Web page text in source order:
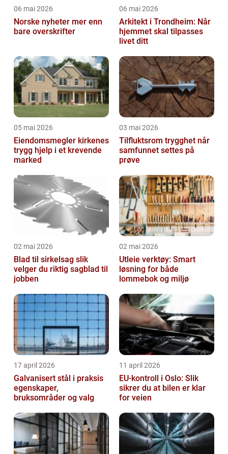
06 mai 2026
Norske nyheter mer enn
bare overskrifter
06 mai 2026
Arkitekt i Trondheim: Når
hjemmet skal tilpasses
livet ditt
05 mai 2026
Eiendomsmegler kirkenes
trygg hjelp i et krevende
marked
03 mai 2026
Tilfluktsrom trygghet når
samfunnet settes på
prøve
02 mai 2026
Blad til sirkelsag slik
velger du riktig sagblad til
jobben
02 mai 2026
Utleie verktøy: Smart
løsning for både
lommebok og miljø
17 april 2026
Galvanisert stål i praksis
egenskaper,
bruksområder og valg
11 april 2026
EU-kontroll i Oslo: Slik
sikrer du at bilen er klar
for veien